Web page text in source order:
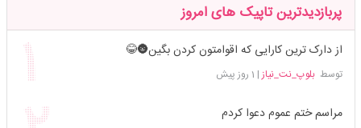
پربازدیدترین تاپیک های امروز
از دارک ترین کارایی که اقوامتون کردن بگین🌚😂
توسطبلوپ_نت_نیاز | 1 روز پیش
مراسم ختم عموم دعوا کردم